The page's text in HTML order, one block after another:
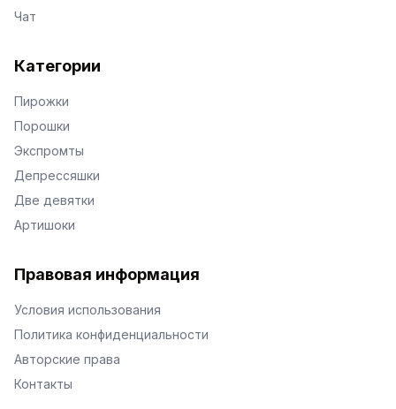
Чат
Категории
Пирожки
Порошки
Экспромты
Депрессяшки
Две девятки
Артишоки
Правовая информация
Условия использования
Политика конфиденциальности
Авторские права
Контакты